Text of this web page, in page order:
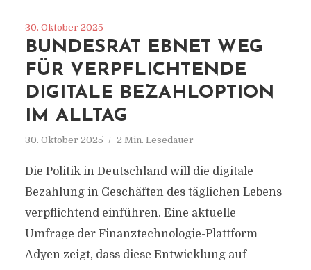
30. Oktober 2025
BUNDESRAT EBNET WEG
FÜR VERPFLICHTENDE
DIGITALE BEZAHLOPTION
IM ALLTAG
30. Oktober 2025 2 Min. Lesedauer
Die Politik in Deutschland will die digitale
Bezahlung in Geschäften des täglichen Lebens
verpflichtend einführen. Eine aktuelle
Umfrage der Finanztechnologie-Plattform
Adyen zeigt, dass diese Entwicklung auf